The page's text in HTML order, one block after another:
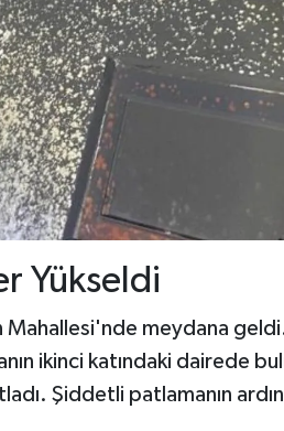
Yükseldi
Mahallesi'nde meydana
ikinci katındaki dairede
Şiddetli patlamanın